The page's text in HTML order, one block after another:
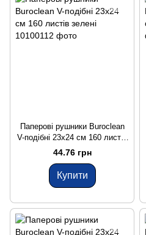
Паперові рушники Buroclean
V-подібні 23x24 см 160 листів
зелені
44.76 грн
Купити